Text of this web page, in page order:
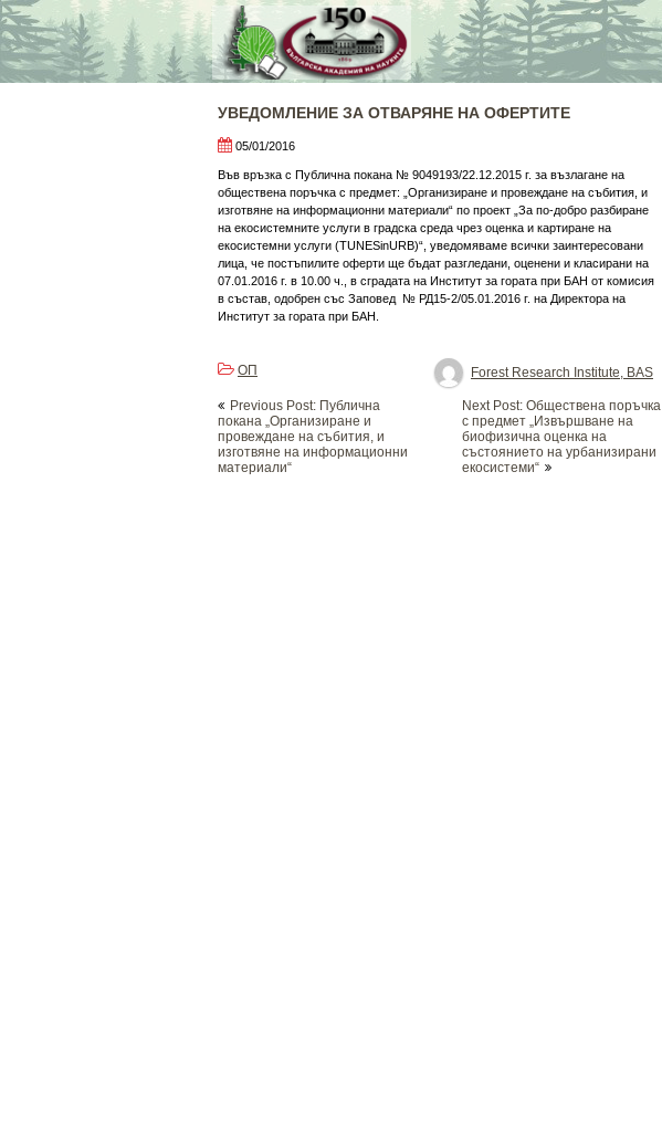
Skip
to
content
УВЕДОМЛЕНИЕ ЗА ОТВАРЯНЕ НА ОФЕРТИТЕ
05/01/2016
Във връзка с Публична покана № 9049193/22.12.2015 г. за възлагане на
обществена поръчка с предмет: „Организиране и провеждане на събития, и
изготвяне на информационни материали“ по проект „За по-добро разбиране
на екосистемните услуги в градска среда чрез оценка и картиране на
екосистемни услуги (TUNESinURB)“, уведомяваме всички заинтересовани
лица, че постъпилите оферти ще бъдат разгледани, оценени и класирани на
07.01.2016 г. в 10.00 ч., в сградата на Институт за гората при БАН от комисия
в състав, одобрен със Заповед № РД15-2/05.01.2016 г. на Директора на
Институт за гората при БАН.
Forest Research Institute, BAS
ОП
navigation
Previous Post: Публична
покана „Организиране и
провеждане на събития, и
изготвяне на информационни
материали“
Next Post: Обществена поръчка
с предмет „Извършване на
биофизична оценка на
състоянието на урбанизирани
екосистеми“